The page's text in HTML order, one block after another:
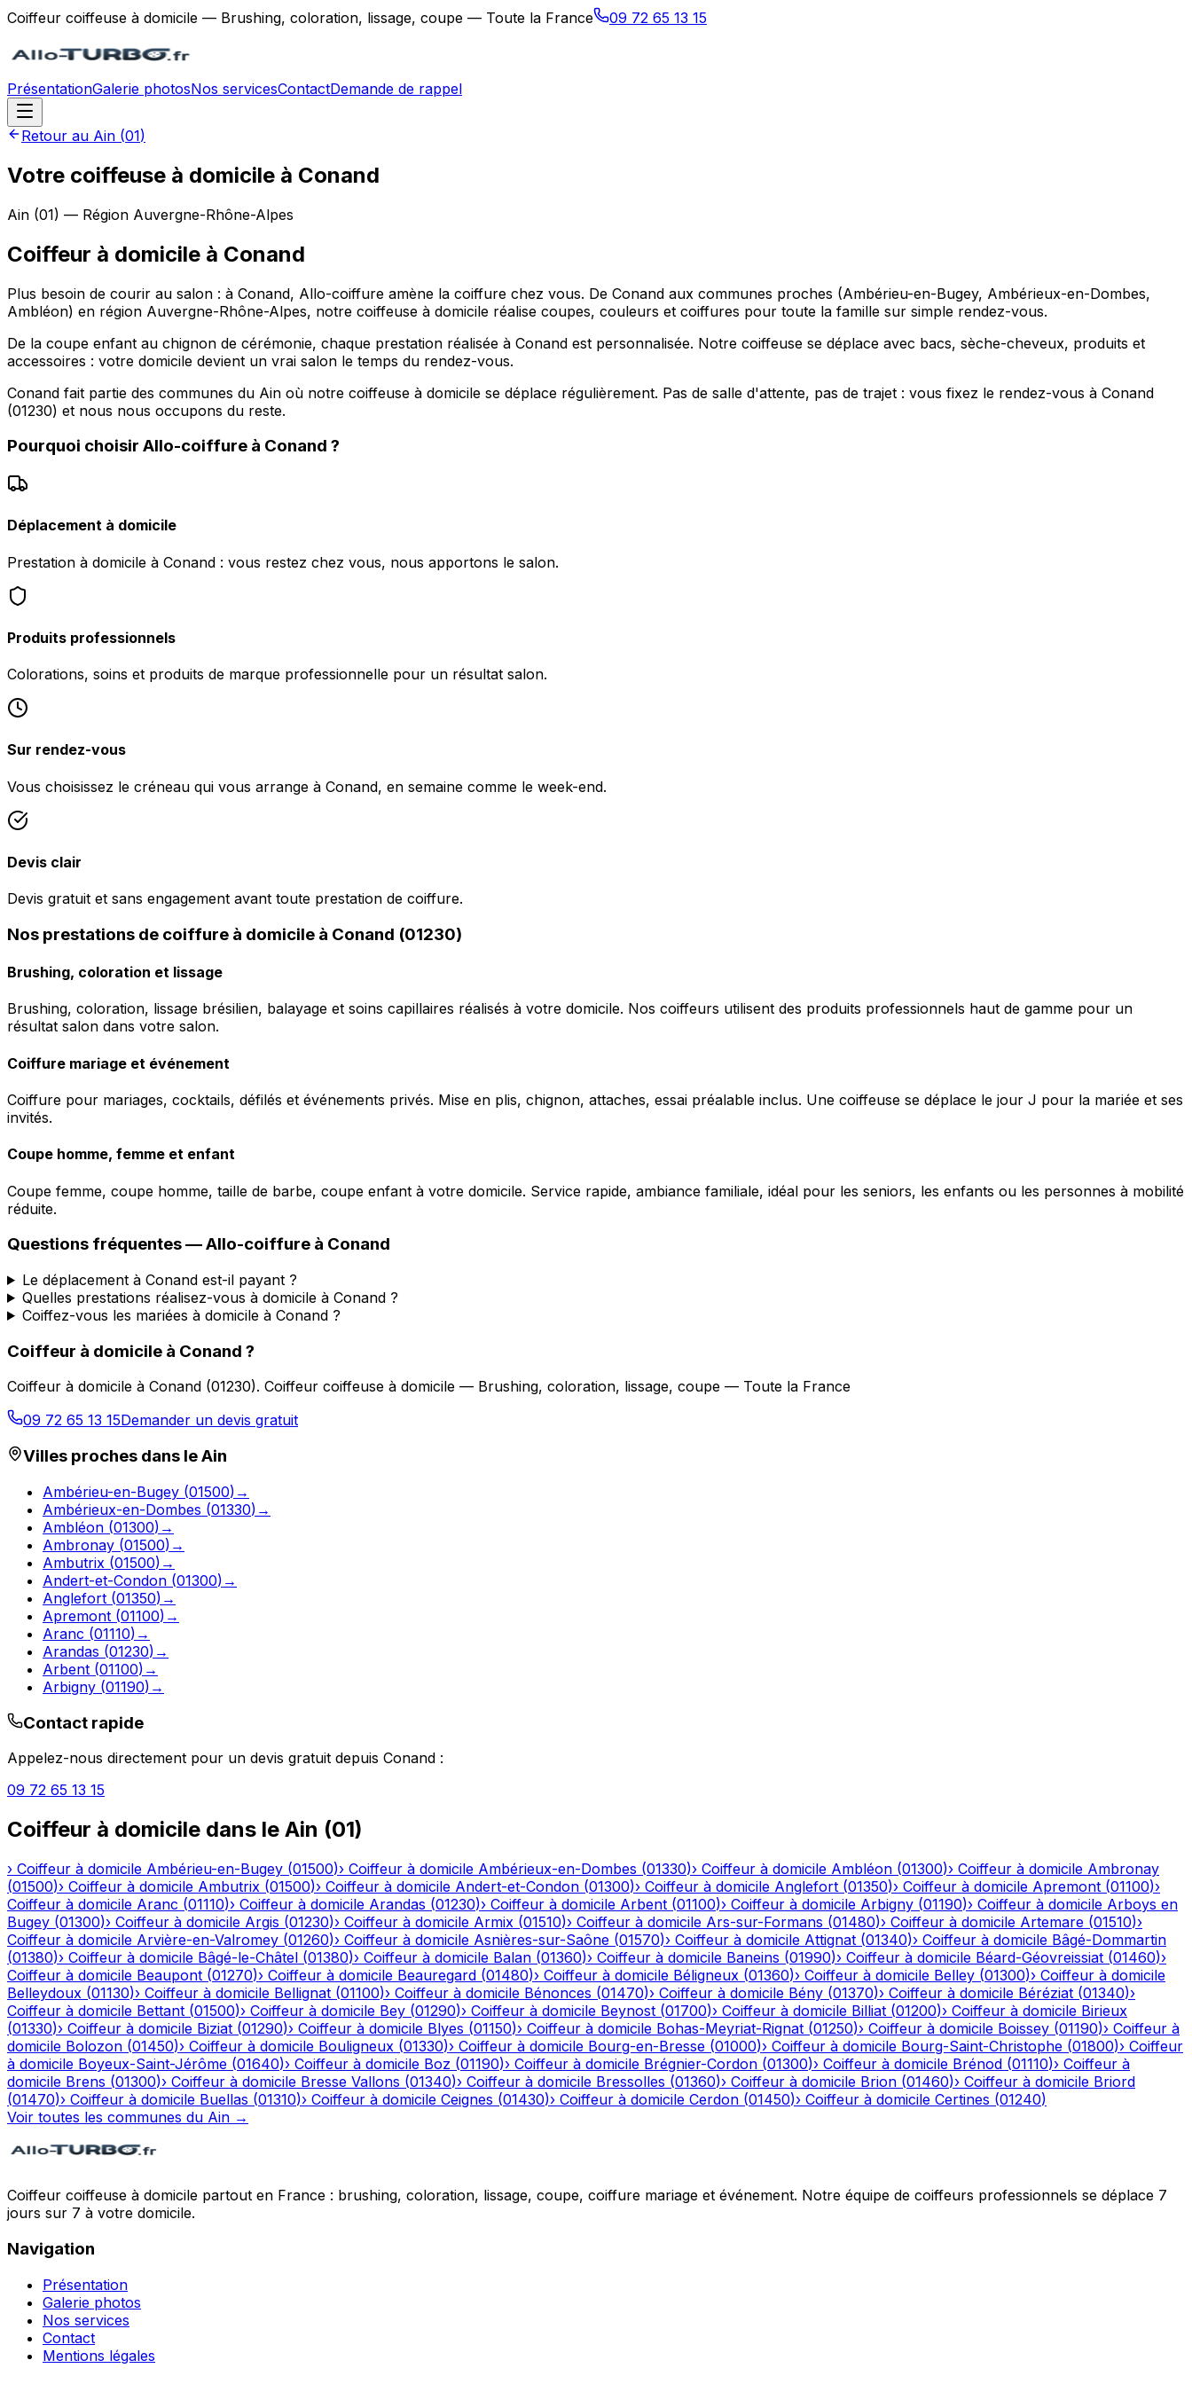
Coiffeur coiffeuse à domicile — Brushing, coloration, lissage, coupe — Toute la France 09 72 65 13 15
PrésentationGalerie photosNos servicesContactDemande de rappel
Retour au Ain (01)
Votre coiffeuse à domicile à Conand
Ain (01) — Région Auvergne-Rhône-Alpes
Coiffeur à domicile à Conand
Plus besoin de courir au salon : à Conand, Allo-coiffure amène la coiffure chez vous. De Conand aux communes proches (Ambérieu-en-Bugey, Ambérieux-en-Dombes,
Ambléon) en région Auvergne-Rhône-Alpes, notre coiffeuse à domicile réalise coupes, couleurs et coiffures pour toute la famille sur simple rendez-vous.
De la coupe enfant au chignon de cérémonie, chaque prestation réalisée à Conand est personnalisée. Notre coiffeuse se déplace avec bacs, sèche-cheveux, produits et
accessoires : votre domicile devient un vrai salon le temps du rendez-vous.
Conand fait partie des communes du Ain où notre coiffeuse à domicile se déplace régulièrement. Pas de salle d'attente, pas de trajet : vous fixez le rendez-vous à Conand
(01230) et nous nous occupons du reste.
Pourquoi choisir Allo-coiffure à Conand ?
Déplacement à domicile
Prestation à domicile à Conand : vous restez chez vous, nous apportons le salon.
Produits professionnels
Colorations, soins et produits de marque professionnelle pour un résultat salon.
Sur rendez-vous
Vous choisissez le créneau qui vous arrange à Conand, en semaine comme le week-end.
Devis clair
Devis gratuit et sans engagement avant toute prestation de coiffure.
Nos prestations de coiffure à domicile à Conand (01230)
Brushing, coloration et lissage
Brushing, coloration, lissage brésilien, balayage et soins capillaires réalisés à votre domicile. Nos coiffeurs utilisent des produits professionnels haut de gamme pour un
résultat salon dans votre salon.
Coiffure mariage et événement
Coiffure pour mariages, cocktails, défilés et événements privés. Mise en plis, chignon, attaches, essai préalable inclus. Une coiffeuse se déplace le jour J pour la mariée et ses
invités.
Coupe homme, femme et enfant
Coupe femme, coupe homme, taille de barbe, coupe enfant à votre domicile. Service rapide, ambiance familiale, idéal pour les seniors, les enfants ou les personnes à mobilité
réduite.
Questions fréquentes —Allo-coiffure à Conand
Le déplacement à Conand est-il payant ?
Quelles prestations réalisez-vous à domicile à Conand ?
Coiffez-vous les mariées à domicile à Conand ?
Coiffeur à domicile à Conand ?
Coiffeur à domicile à Conand (01230). Coiffeur coiffeuse à domicile — Brushing, coloration, lissage, coupe — Toute la France
09 72 65 13 15Demander un devis gratuit
Villes proches dans leAin
Ambérieu-en-Bugey (01500) →
Ambérieux-en-Dombes (01330) →
Ambléon (01300) →
Ambronay (01500) →
Ambutrix (01500) →
Andert-et-Condon (01300) →
Anglefort (01350) →
Apremont (01100) →
Aranc (01110) →
Arandas (01230) →
Arbent (01100) →
Arbigny (01190) →
Contact rapide
Appelez-nous directement pour un devis gratuit depuis Conand :
09 72 65 13 15
Coiffeur à domicile dans le Ain (01)
› Coiffeur à domicile Ambérieu-en-Bugey (01500)› Coiffeur à domicile Ambérieux-en-Dombes (01330)› Coiffeur à domicile Ambléon (01300)› Coiffeur à domicile Ambronay
(01500)› Coiffeur à domicile Ambutrix (01500)› Coiffeur à domicile Andert-et-Condon (01300)› Coiffeur à domicile Anglefort (01350)› Coiffeur à domicile Apremont (01100)›
Coiffeur à domicile Aranc (01110)› Coiffeur à domicile Arandas (01230)› Coiffeur à domicile Arbent (01100)› Coiffeur à domicile Arbigny (01190)› Coiffeur à domicile Arboys en
Bugey (01300)› Coiffeur à domicile Argis (01230)› Coiffeur à domicile Armix (01510)› Coiffeur à domicile Ars-sur-Formans (01480)› Coiffeur à domicile Artemare (01510)›
Coiffeur à domicile Arvière-en-Valromey (01260)› Coiffeur à domicile Asnières-sur-Saône (01570)› Coiffeur à domicile Attignat (01340)› Coiffeur à domicile Bâgé-Dommartin
(01380)› Coiffeur à domicile Bâgé-le-Châtel (01380)› Coiffeur à domicile Balan (01360)› Coiffeur à domicile Baneins (01990)› Coiffeur à domicile Béard-Géovreissiat (01460)›
Coiffeur à domicile Beaupont (01270)› Coiffeur à domicile Beauregard (01480)› Coiffeur à domicile Béligneux (01360)› Coiffeur à domicile Belley (01300)› Coiffeur à domicile
Belleydoux (01130)› Coiffeur à domicile Bellignat (01100)› Coiffeur à domicile Bénonces (01470)› Coiffeur à domicile Bény (01370)› Coiffeur à domicile Béréziat (01340)›
Coiffeur à domicile Bettant (01500)› Coiffeur à domicile Bey (01290)› Coiffeur à domicile Beynost (01700)› Coiffeur à domicile Billiat (01200)› Coiffeur à domicile Birieux
(01330)› Coiffeur à domicile Biziat (01290)› Coiffeur à domicile Blyes (01150)› Coiffeur à domicile Bohas-Meyriat-Rignat (01250)› Coiffeur à domicile Boissey (01190)› Coiffeur à
domicile Bolozon (01450)› Coiffeur à domicile Bouligneux (01330)› Coiffeur à domicile Bourg-en-Bresse (01000)› Coiffeur à domicile Bourg-Saint-Christophe (01800)› Coiffeur
à domicile Boyeux-Saint-Jérôme (01640)› Coiffeur à domicile Boz (01190)› Coiffeur à domicile Brégnier-Cordon (01300)› Coiffeur à domicile Brénod (01110)› Coiffeur à
domicile Brens (01300)› Coiffeur à domicile Bresse Vallons (01340)› Coiffeur à domicile Bressolles (01360)› Coiffeur à domicile Brion (01460)› Coiffeur à domicile Briord
(01470)› Coiffeur à domicile Buellas (01310)› Coiffeur à domicile Ceignes (01430)› Coiffeur à domicile Cerdon (01450)› Coiffeur à domicile Certines (01240)
Voir toutes les communes du Ain →
Coiffeur coiffeuse à domicile partout en France : brushing, coloration, lissage, coupe, coiffure mariage et événement. Notre équipe de coiffeurs professionnels se déplace 7
jours sur 7 à votre domicile.
Navigation
Présentation
Galerie photos
Nos services
Contact
Mentions légales